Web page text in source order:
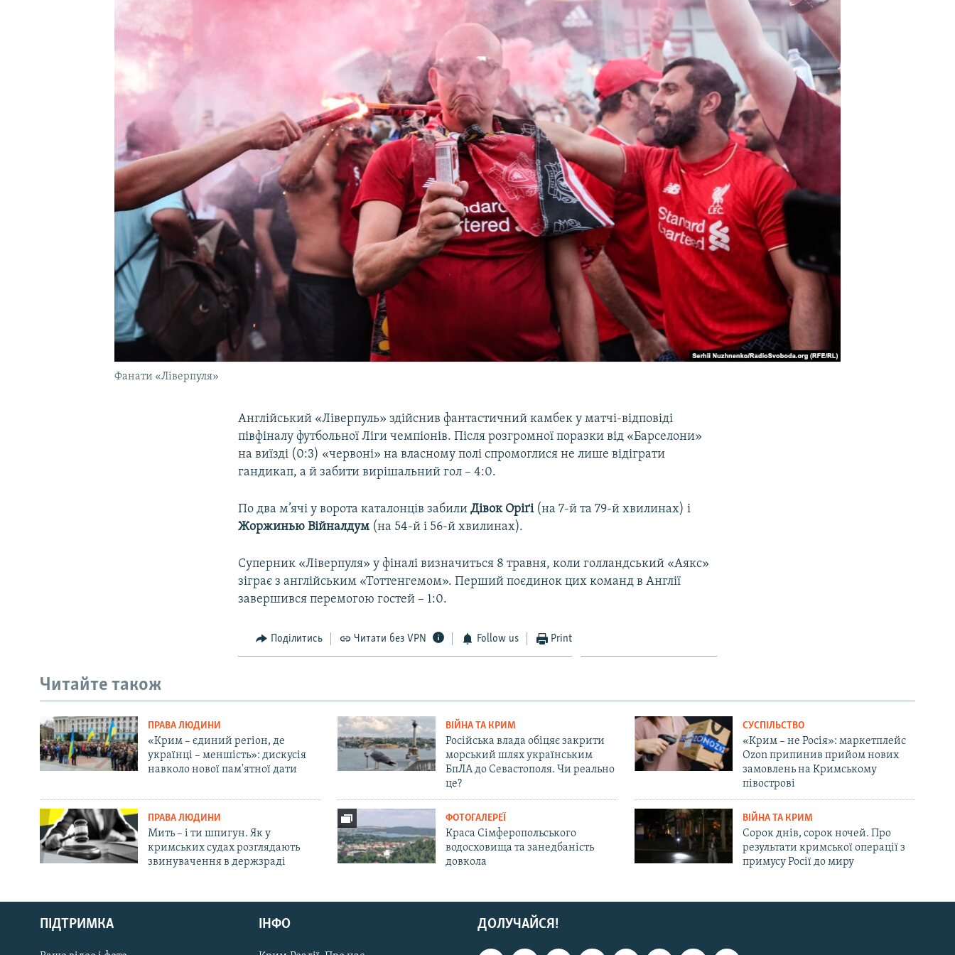
УКРАЇНСЬКА ПРОБЛЕМА КРИМУ
Русский
Qırımtatar
Фанати «Ліверпуля»
Англійський «Ліверпуль» здійснив фантастичний камбек у матчі-відповіді
півфіналу футбольної Ліги чемпіонів. Після розгромної поразки від «Барселони»
на виїзді (0:3) «червоні» на власному полі спромоглися не лише відіграти
гандикап, а й забити вирішальний гол – 4:0.
По два м’ячі у ворота каталонців забилиДівок Оріґі(на 7-й та 79-й хвилинах) і
Жоржинью Війналдум (на 54-й і 56-й хвилинах).
Суперник «Ліверпуля» у фіналі визначиться 8 травня, коли голландський «Аякс»
зіграє з англійським «Тоттенгемом». Перший поєдинок цих команд в Англії
завершився перемогою гостей – 1:0.
Поділитись Читати без VPN Follow us Print
Читайте також
ПРАВА ЛЮДИНИ
«Крим – єдиний регіон, де
українці – меншість»: дискусія
навколо нової пам'ятної дати
ВІЙНА ТА КРИМ
Російська влада обіцяє закрити
морський шлях українським
БпЛА до Севастополя. Чи реально
це?
СУСПІЛЬСТВО
«Крим – не Росія»: маркетплейс
Ozon припинив прийом нових
замовлень на Кримському
півострові
ПРАВА ЛЮДИНИ
Мить – і ти шпигун. Як у
кримських судах розглядають
звинувачення в держзраді
ФОТОГАЛЕРЕЇ
Краса Сімферопольського
водосховища та занедбаність
довкола
ВІЙНА ТА КРИМ
Сорок днів, сорок ночей. Про
результати кримської операції з
примусу Росії до миру
ДОЛУЧАЙСЯ!
ПІДТРИМКА ІНФО